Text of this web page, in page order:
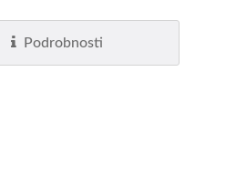
Podrobnosti